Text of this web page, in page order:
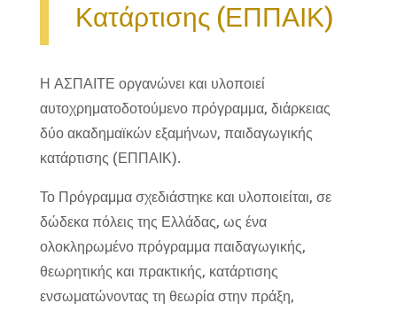
Κατάρτισης (ΕΠΠΑΙΚ)
Η ΑΣΠΑΙΤΕ οργανώνει και υλοποιεί
αυτοχρηματοδοτούμενο πρόγραμμα, διάρκειας
δύο ακαδημαϊκών εξαμήνων, παιδαγωγικής
κατάρτισης (ΕΠΠΑΙΚ).
Το Πρόγραμμα σχεδιάστηκε και υλοποιείται, σε
δώδεκα πόλεις της Ελλάδας, ως ένα
ολοκληρωμένο πρόγραμμα παιδαγωγικής,
θεωρητικής και πρακτικής, κατάρτισης
ενσωματώνοντας τη θεωρία στην πράξη,